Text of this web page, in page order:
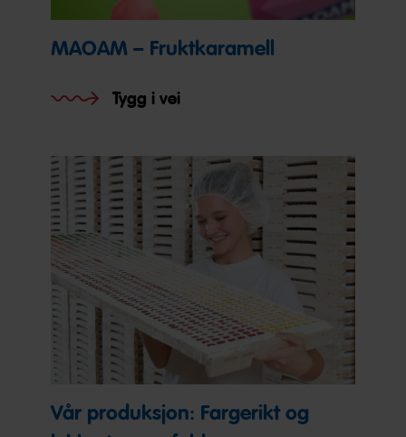
MAOAM – Fruktkaramell
Tygg i vei
Vår produksjon: Fargerikt og